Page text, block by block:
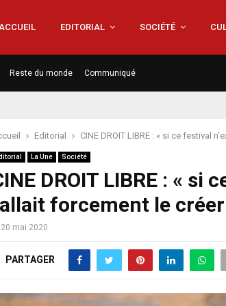
EDITORIAL SOCIÉTÉ
Reste du monde Communiqué
Editorial CINE DROIT LIBRE : « si ce festival
La Une Société
DROIT LIBRE : « si
forcement le
20 mai 2020
PARTAGER